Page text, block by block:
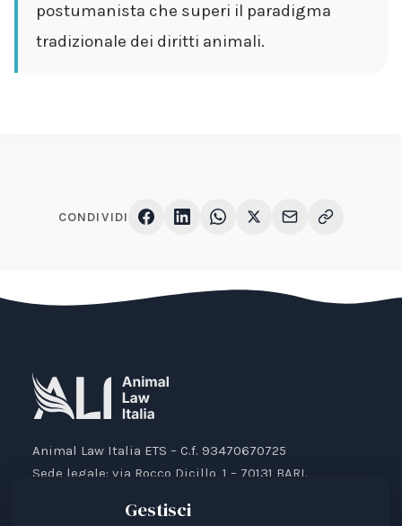
Gestisci
postumanista che superi il paradigma
tradizionale dei diritti animali.
CONDIVIDI
Animal Law Italia ETS – C.f. 93470670725
Sede legale: via Rocco Dicillo, 1 – 70131 BARI.